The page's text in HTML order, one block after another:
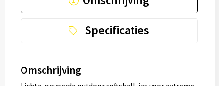
Specificaties
Omschrijving